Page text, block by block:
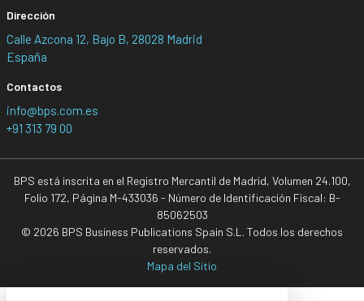
Dirección
Calle Azcona 12, Bajo B, 28028 Madrid
España
Contactos
info@bps.com.es
+91 313 79 00
BPS está inscrita en el Registro Mercantil de Madrid, Volumen 24.100,
Folio 172, Página M-433036 - Número de Identificación Fiscal: B-
85062503
© 2026 BPS Business Publications Spain S.L. Todos los derechos
reservados.
Mapa del Sitio